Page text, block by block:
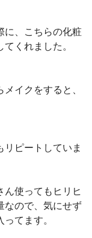
に、こちらの化粧
くれました。
イクをすると、
ピートしていま
ん使ってもヒリヒ
なので、気にせず
てます。